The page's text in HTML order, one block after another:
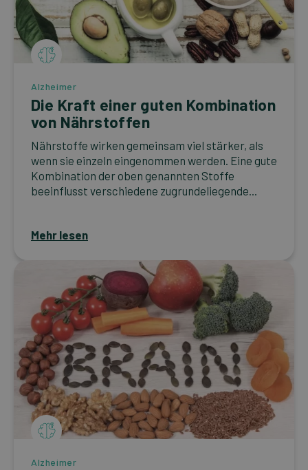
Alzheimer
Die Kraft einer guten Kombination
von Nährstoffen
Nährstoffe wirken gemeinsam viel stärker, als
wenn sie einzeln eingenommen werden. Eine gute
Kombination der oben genannten Stoffe
beeinflusst verschiedene zugrundeliegende...
Mehr lesen
Alzheimer